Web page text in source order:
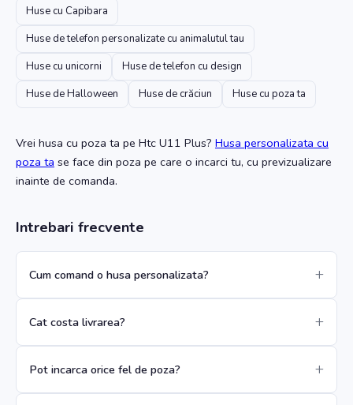
Huse cu Capibara
Huse de telefon personalizate cu animalutul tau
Huse cu unicorni
Huse de telefon cu design
Huse de Halloween
Huse de crăciun Huse cu poza ta
Vrei husa cu poza ta pe Htc U11 Plus? Husa personalizata cu
poza ta se face din poza pe care o incarci tu, cu previzualizare
inainte de comanda.
Intrebari frecvente
Cum comand o husa personalizata?
Cat costa livrarea?
Pot incarca orice fel de poza?